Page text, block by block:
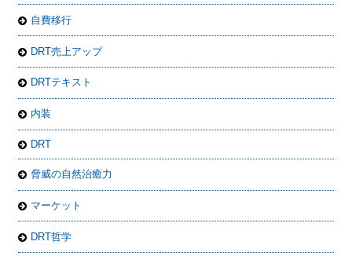
自費移行
DRT売上アップ
DRTテキスト
内装
DRT
脅威の自然治癒力
マーケット
DRT哲学